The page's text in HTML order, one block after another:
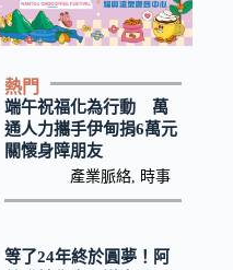
熱門
端午祝福化為行動 萬
通人力攜手伊甸捐6萬元
關懷身障朋友
產業脈絡 時事
等了24年終於圓夢！阿